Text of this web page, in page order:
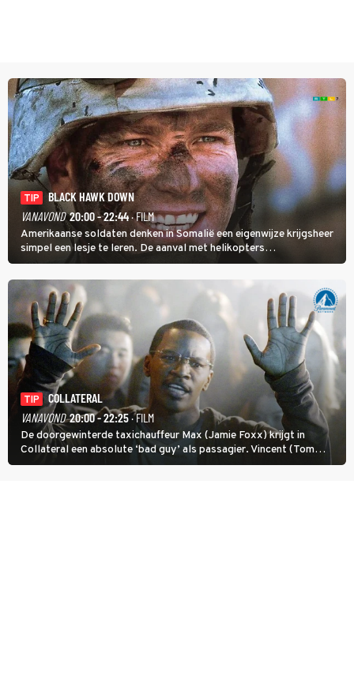
TIP
BLACK HAWK DOWN
VANAVOND 20:00 - 22:44· FILM
Amerikaanse soldaten denken in Somalië een eigenwijze krijgsheer
simpel een lesje te leren. De aanval met helikopters
verloopt in Black Hawk down dramatisch.
TIP
COLLATERAL
VANAVOND 20:00 - 22:25· FILM
De doorgewinterde taxichauffeur Max (Jamie Foxx) krijgt in
Collateral een absolute ‘bad guy’ als passagier. Vincent (Tom
Cruise) heeft hem nodig om hem de stad door te loodsen om een